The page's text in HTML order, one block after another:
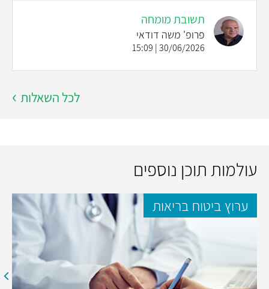
תשובת מומחה
פרופ' משה דודאי
30/06/2026 | 15:09
לכל השאלות
עולמות תוכן נוספים
ערוץ ביטוח בריאות